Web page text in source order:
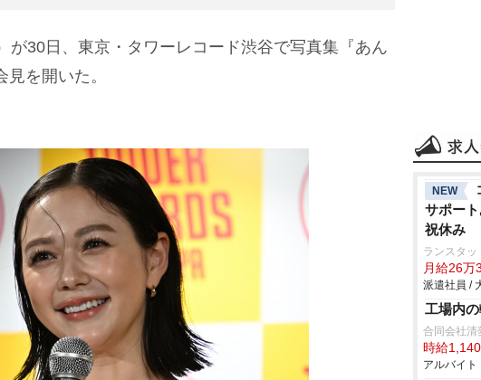
が30日、東京・タワーレコード渋谷で写真集『あん
を開いた。
NEW
サポー
祝休み
ランスタッ
月給26万
派遣社員 /
工場内
合同会社清
時給
アルバイト